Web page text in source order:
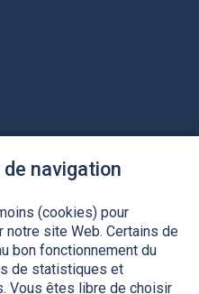
navigation
(cookies) pour
site Web. Certains de
bon fonctionnement du
de statistiques et
Vous êtes libre de choisir